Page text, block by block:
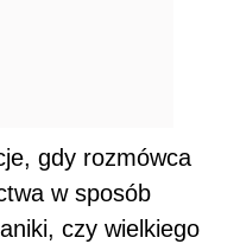
gdy rozmówca
w sposób
czy wielkiego